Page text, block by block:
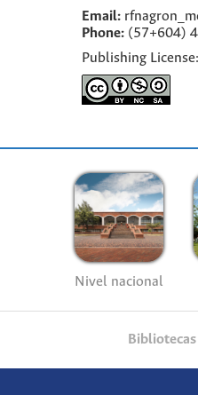
Email:
Phone: (57+604)
Publishing License:
Nivel nacional
Bibliotecas